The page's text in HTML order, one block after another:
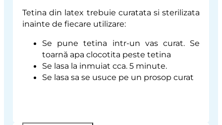
Tetina din latex trebuie curatata si sterilizata
inainte de fiecare utilizare:
Se pune tetina intr-un vas curat. Se
toarnă apa clocotita peste tetina
Se lasa la inmuiat cca. 5 minute.
Se lasa sa se usuce pe un prosop curat